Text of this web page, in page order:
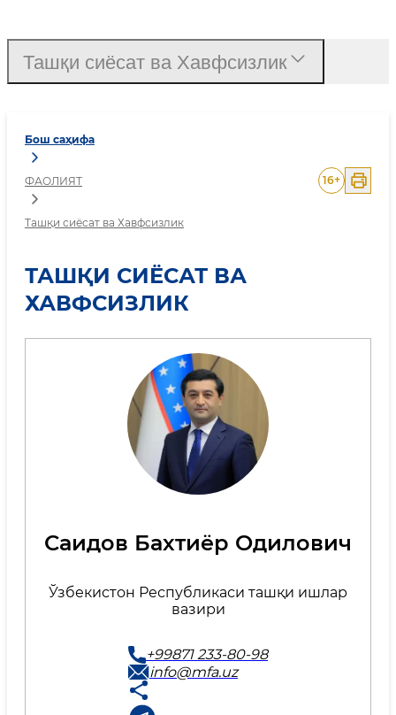
Бош саҳифа
ФАОЛИЯТ
Ташқи сиёсат ва Хавфсизлик
16+
ТАШҚИ СИЁСАТ ВА
ХАВФСИЗЛИК
Саидов Бахтиёр Одилович
Ўзбекистон Республикаси ташқи ишлар
вазири
+99871 233-80-98
info@mfa.uz
Ташқи сиёсат ва Хавфсизлик